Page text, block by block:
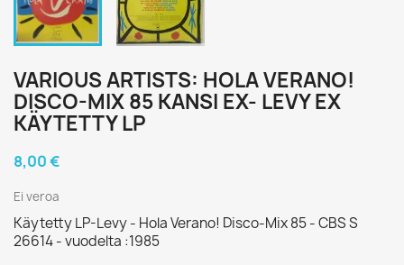
VARIOUS ARTISTS: HOLA VERANO!
DISCO-MIX 85 KANSI EX- LEVY EX
KÄYTETTY LP
8,00 €
Ei veroa
Käytetty LP-Levy - Hola Verano! Disco-Mix 85 - CBS S
26614 - vuodelta :1985